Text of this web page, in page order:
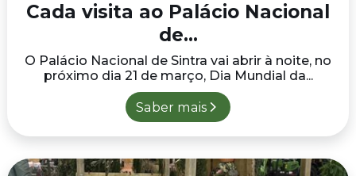
Cada visita ao Palácio Nacional
de...
O Palácio Nacional de Sintra vai abrir à noite, no
próximo dia 21 de março, Dia Mundial da...
Saber mais